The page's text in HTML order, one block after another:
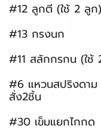
#12 ลูกตี (ใช้ 2 ลู
#13 กรงนก
#11 สลักกรกน (ใ
#6 แหวนสปริงดาม
สั่ง2ชิ้น
#30 เข็มแยกไกกด